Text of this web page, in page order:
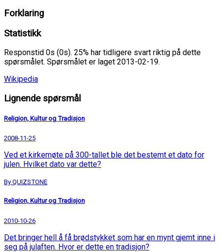
Forklaring
Statistikk
Responstid 0s (0s). 25% har tidligere svart riktig på dette
spørsmålet. Spørsmålet er laget 2013-02-19.
Wikipedia
Lignende spørsmål
Religion, Kultur og Tradisjon
2008-11-25
Ved et kirkemøte på 300-tallet ble det bestemt et dato for
julen. Hvilket dato var dette?
By QUIZSTONE
Religion, Kultur og Tradisjon
2010-10-26
Det bringer hell å få brødstykket som har en mynt gjemt inne i
seg på julaften. Hvor er dette en tradisjon?